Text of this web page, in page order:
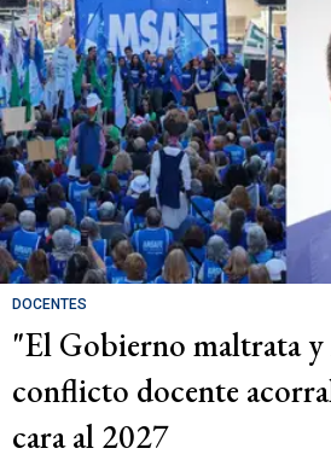
DOCENTES
"El Gobierno maltrata
conflicto docente
cara al 2027